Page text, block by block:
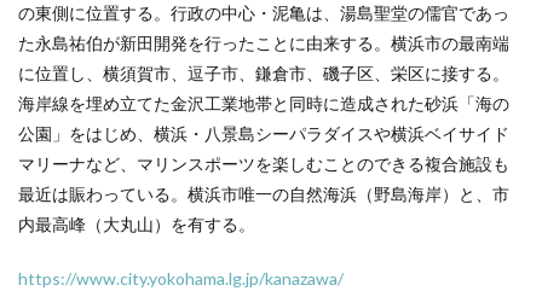
の東側に位置する。行政の中心・泥亀は、湯島聖堂の儒官であっ
た永島祐伯が新田開発を行ったことに由来する。横浜市の最南端
に位置し、横須賀市、逗子市、鎌倉市、磯子区、栄区に接する。
海岸線を埋め立てた金沢工業地帯と同時に造成された砂浜「海の
公園」をはじめ、横浜・八景島シーパラダイスや横浜ベイサイド
マリーナなど、マリンスポーツを楽しむことのできる複合施設も
最近は賑わっている。横浜市唯一の自然海浜（野島海岸）と、市
内最高峰（大丸山）を有する。
https://www.city.yokohama.lg.jp/kanazawa/